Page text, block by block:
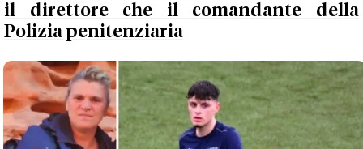
il direttore che il comandante della
Polizia penitenziaria